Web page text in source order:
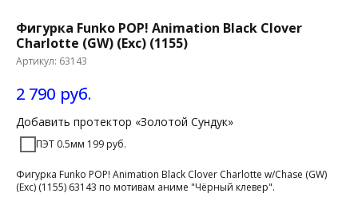
Фигурка Funko POP! Animation Black Clover
Charlotte (GW) (Exc) (1155)
Артикул: 63143
2 790 руб.
Добавить протектор «Золотой Сундук»
ПЭТ 0.5мм 199 руб.
Фигурка Funko POP! Animation Black Clover Charlotte w/Chase (GW)
(Exc) (1155) 63143 по мотивам аниме "Чёрный клевер".